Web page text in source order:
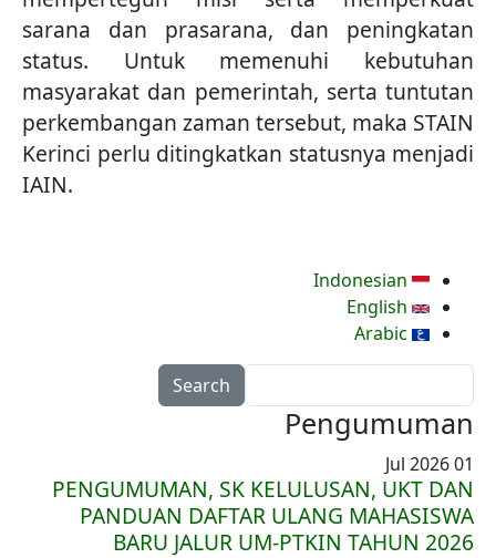
sarana dan prasarana, dan peningkatan
status. Untuk memenuhi kebutuhan
masyarakat dan pemerintah, serta tuntutan
perkembangan zaman tersebut, maka STAIN
Kerinci perlu ditingkatkan statusnya menjadi
IAIN.
Pengumuman
01 Jul 2026
PENGUMUMAN, SK KELULUSAN, UKT DAN
PANDUAN DAFTAR ULANG MAHASISWA
BARU JALUR UM-PTKIN TAHUN 2026